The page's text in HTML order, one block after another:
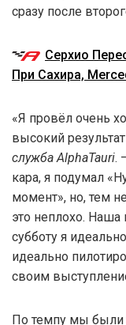
сразу после
Серхио
При Сахира,
«Я провёл очень
высокий
служба AlphaTauri.
кара, я подумал
момент», но, тем
это неплохо. Наша
субботу я
идеально
своим
По темпу мы были